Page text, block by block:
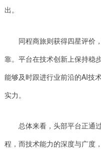
出。
同程商旅则获得四星评价
靠。平台在技术创新上保持稳
能够及时跟进行业前沿的AI技
实力。
总体来看，头部平台正通
程，而技术能力的深度与广度